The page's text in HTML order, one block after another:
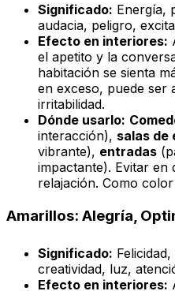
Significado: Energía,
audacia, peligro,
Efecto en interiores:
el apetito y la
habitación se sienta
en exceso, puede ser
irritabilidad.
Dónde usarlo:
interacción), salas de
vibrante), entradas
impactante). Evitar en
relajación. Como
Amarillos: Alegría,
Significado:
creatividad, luz,
Efecto en interiores: